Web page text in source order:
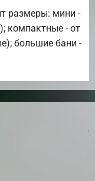
размеры: мини -
компактные - от
большие бани -